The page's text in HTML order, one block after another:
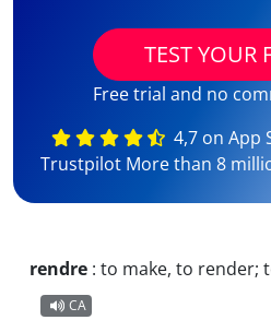
TEST YOUR
Free trial and no
4,7 on App
Trustpilot More than 8
rendre : to make, to render;
CA